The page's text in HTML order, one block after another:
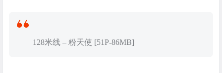
128米线 – 粉天使 [51P-86MB]